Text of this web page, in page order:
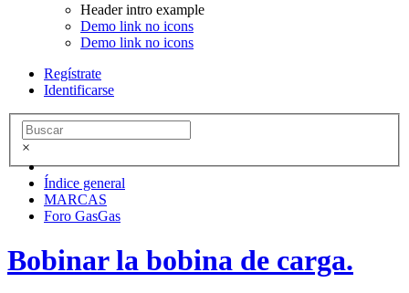
Header intro example
Demo link no icons
Demo link no icons
Regístrate
Identificarse
×
Índice general
MARCAS
Foro GasGas
Bobinar la bobina de carga.